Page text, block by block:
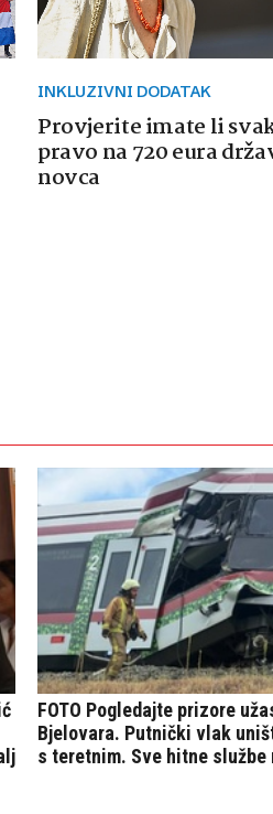
INKLUZIVNI DODATAK
Provjerite imate li
pravo na 720 eura
novca